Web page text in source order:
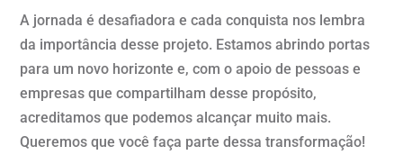
A jornada é desafiadora ecada conquista nos lembra
da importância desse projeto. Estamos abrindo portas
para um novo horizonte e, com o apoio de pessoas e
empresas que compartilham desse propósito,
acreditamos que podemos alcançar muito mais.
Queremos que você faça parte dessa transformação!